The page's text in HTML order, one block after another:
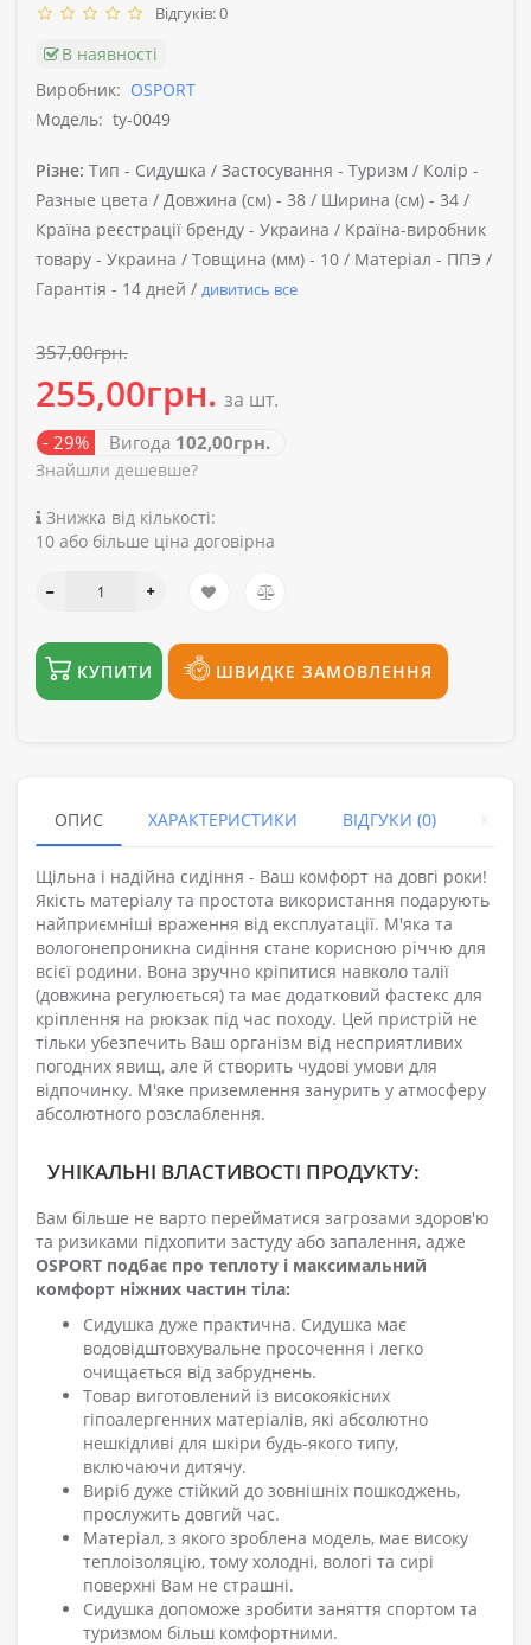
Відгуків: 0
В наявності
Виробник: OSPORT
Модель: ty-0049
Різне: Тип - Cидушка / Застосування - Туризм / Колір -
Разные цвета / Довжина (см) - 38 / Ширина (см) - 34 /
Країна реєстрації бренду - Украина / Країна-виробник
товару - Украина / Товщина (мм) - 10 / Матеріал - ППЭ /
Гарантія - 14 дней / дивитись все
357,00грн.
255,00грн. за шт.
- 29% Вигода 102,00грн.
Знайшли дешевше?
Знижка від кількості:
10 або більше ціна договірна
КУПИТИ ШВИДКЕ ЗАМОВЛЕННЯ
ОПИС ХАРАКТЕРИСТИКИ ВІДГУКИ (0)
Щільна і надійна сидіння - Ваш комфорт на довгі роки!
Якість матеріалу та простота використання подарують
найприємніші враження від експлуатації. М'яка та
вологонепроникна сидіння стане корисною річчю для
всієї родини. Вона зручно кріпитися навколо талії
(довжина регулюється) та має додатковий фастекс для
кріплення на рюкзак під час походу. Цей пристрій не
тільки убезпечить Ваш організм від несприятливих
погодних явищ, але й створить чудові умови для
відпочинку. М'яке приземлення занурить у атмосферу
абсолютного розслаблення.
УНІКАЛЬНІ ВЛАСТИВОСТІ ПРОДУКТУ:
Вам більше не варто перейматися загрозами здоров'ю
та ризиками підхопити застуду або запалення, адже
OSPORT подбає про теплоту і максимальний
комфорт ніжних частин тіла:
Сидушка дуже практична. Сидушка має
водовідштовхувальне просочення і легко
очищається від забруднень.
Товар виготовлений із високоякісних
гіпоалергенних матеріалів, які абсолютно
нешкідливі для шкіри будь-якого типу,
включаючи дитячу.
Виріб дуже стійкий до зовнішніх пошкоджень,
прослужить довгий час.
Матеріал, з якого зроблена модель, має високу
теплоізоляцію, тому холодні, вологі та сирі
поверхні Вам не страшні.
Сидушка допоможе зробити заняття спортом та
туризмом більш комфортними.